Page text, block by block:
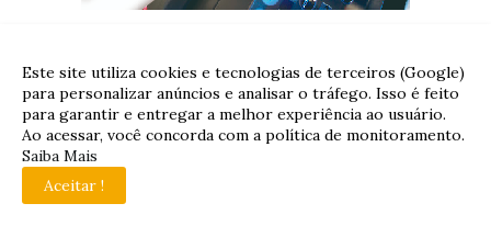
Destaques
# FOLHA DO PLANALTO
Quase 65 mil famílias ainda
podem garantir desconto na
Este site utiliza cookies e tecnologias de terceiros (Google)
para personalizar anúncios e analisar o tráfego. Isso é feito
para garantir e entregar a melhor experiência ao usuário.
Ao acessar, você concorda com a política de monitoramento.
Saiba Mais
Aceitar !